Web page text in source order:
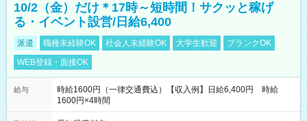
10/2（金）だけ＊17時～短時間！サクッと稼げ
る・イベント設営/日給6,400
派遣 職種未経験OK 社会人未経験OK 大学生歓迎
ブランクOK
WEB登録・面接OK
給与
時給1600円（一律交通費込）【収入例】日給6,400円 時給
1600円×4時間